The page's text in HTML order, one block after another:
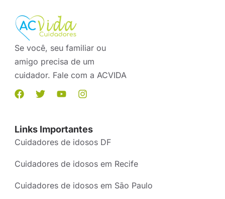
Se você, seu familiar ou
amigo precisa de um
cuidador. Fale com a ACVIDA
Links Importantes
Cuidadores de idosos DF
Cuidadores de idosos em Recife
Cuidadores de idosos em São Paulo